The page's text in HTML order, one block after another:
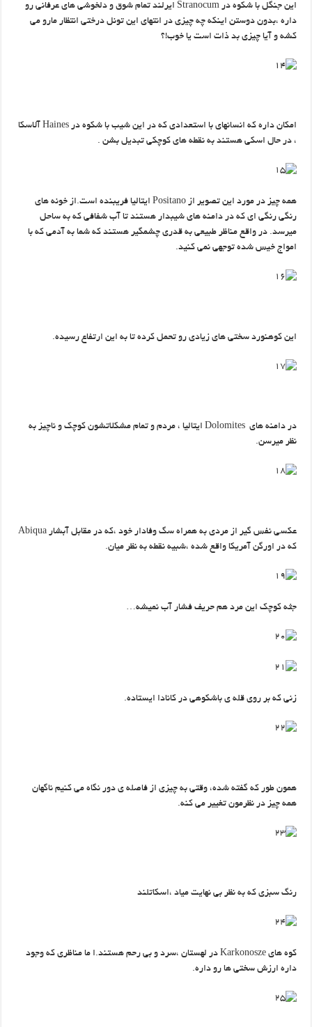
این جنگل با شکوه در Stranocum ایرلند تمام شوق و دلخوشی های عرفانی رو
داره ،بدون دوستن اینکه چه چیزی در انتهای این تونل درختی انتظار مارو می
کشه و آیا چیزی بد ذات است یا خوب!؟
امکان داره که انسانهای با استعدادی که در این شیب با شکوه در Haines آلاسکا
، در حال اسکی هستند به نقطه های کوچکی تبدیل بشن .
همه چیز در مورد این تصویر از Positano ایتالیا فریبنده است.از خونه های
رنگی رنگی ای که در دامنه های شیبدار هستند تا آب شفافی که به ساحل
میرسد. در واقع مناظر طبیعی به قدری چشمگیر هستند که شما به آدمی که با
امواج خیس شده توجهی نمی کنید.
این کوهنورد سختی های زیادی رو تحمل کرده تا به این ارتفاع رسیده.
در دامنه های Dolomites ایتالیا ، مردم و تمام مشکلاتشون کوچک و ناچیز به
نظر میرسن.
عکسی نفس گیر از مردی به همراه سگ وفادار خود ،که در مقابل آبشار Abiqua
که در اورگن آمریکا واقع شده ،شبیه نقطه به نظر میان.
جثه کوچک این مرد هم حریف فشار آب نمیشه…
زنی که بر روی قله ی باشکوهی در کانادا ایستاده.
همون طور که گفته شده، وقتی به چیزی از فاصله ی دور نگاه می کنیم ناگهان
همه چیز در نظرمون تغییر می کنه.
رنگ سبزی که به نظر بی نهایت میاد ،اسکاتلند
کوه های Karkonosze در لهستان ،سرد و بی رحم هستند.ا ما مناظری که وجود
داره ارزش سختی ها رو داره.